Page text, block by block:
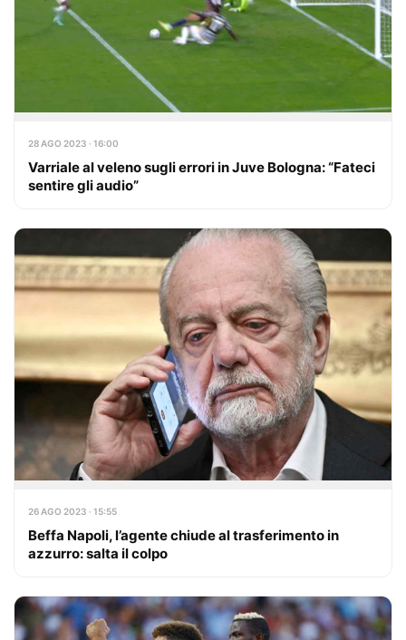
28 AGO 2023 · 16:00
Varriale al veleno sugli errori in Juve Bologna: “Fateci
sentire gli audio”
26 AGO 2023 · 15:55
Beffa Napoli, l’agente chiude al trasferimento in
azzurro: salta il colpo